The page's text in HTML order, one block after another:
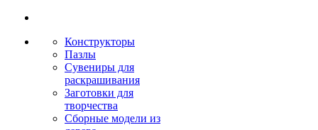
Конструкторы
Пазлы
Сувениры для
раскрашивания
Заготовки для
творчества
Сборные модели из